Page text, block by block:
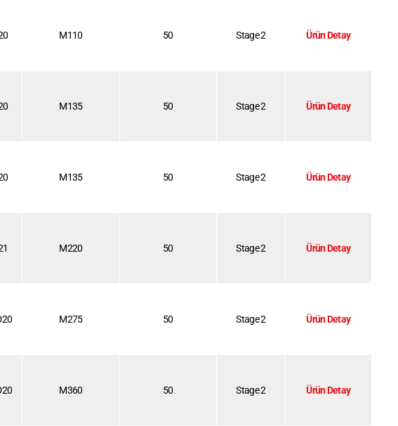
M110 50 Stage 2 Ürün Detay
M135 50 Stage 2 Ürün Detay
M135 50 Stage 2 Ürün Detay
M220 50 Stage 2 Ürün Detay
M275 50 Stage 2 Ürün Detay
M360 50 Stage 2 Ürün Detay